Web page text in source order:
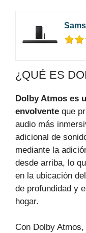
¿QUÉ ES
Dolby Atmos es
envolvente que
audio más
adicional de
mediante la
desde arriba, lo
en la ubicación
de profundidad y
hogar.
Con Dolby